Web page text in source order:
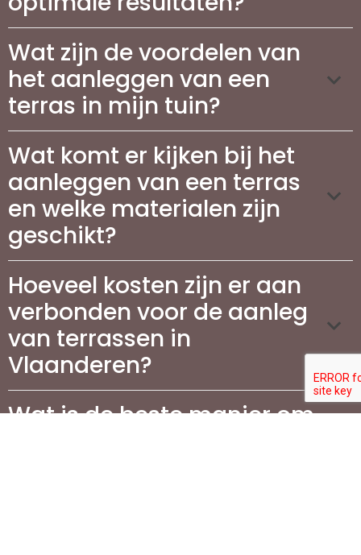
Wat zijn de voordelen van
het aanleggen van een
terras in mijn tuin?
Wat komt er kijken bij het
aanleggen van een terras
en welke materialen zijn
geschikt?
Hoeveel kosten zijn er aan
verbonden voor de aanleg
van terrassen in
Vlaanderen?
Wat is de beste manier om